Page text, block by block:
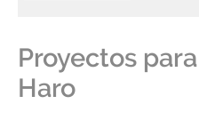
Proyectos
Haro